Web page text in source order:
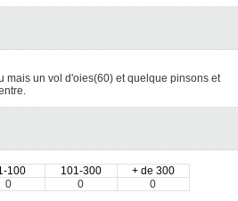
mais un vol d'oies(60) et quelque pinsons et
100 101-300
+ de 300
0 0
0